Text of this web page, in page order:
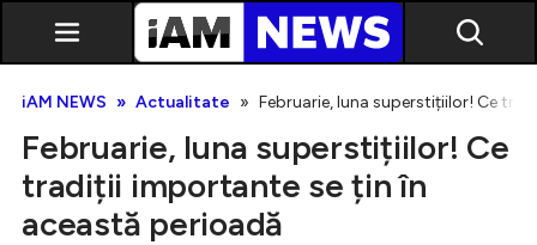
iAM NEWS Actualitate Februarie, luna superstițiilor! Ce
Februarie, luna superstițiilor! Ce
tradiții importante se țin în
această perioadă